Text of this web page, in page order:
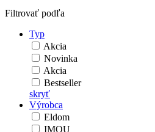
Filtrovať podľa
Typ
Akcia
Novinka
Akcia
Bestseller
skryť
Výrobca
Eldom
IMOU